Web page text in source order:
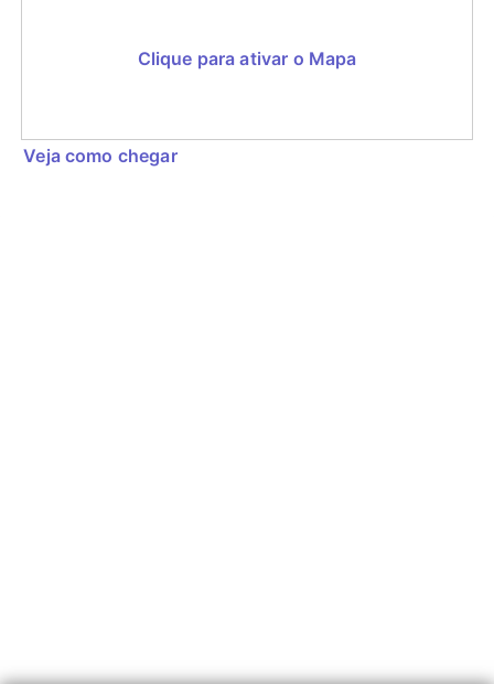
Clique para ativar o Mapa
Veja como chegar